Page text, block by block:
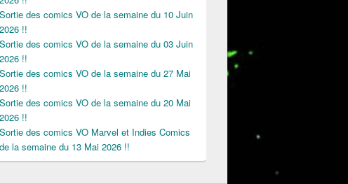
Sortie des comics VO de la semaine du 10 Juin
2026 !!
Sortie des comics VO de la semaine du 03 Juin
2026 !!
Sortie des comics VO de la semaine du 27 Mai
2026 !!
Sortie des comics VO de la semaine du 20 Mai
2026 !!
Sortie des comics VO Marvel et Indies Comics
de la semaine du 13 Mai 2026 !!